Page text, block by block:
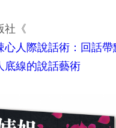
社《
心人際說話術：回話
底線的說話藝術